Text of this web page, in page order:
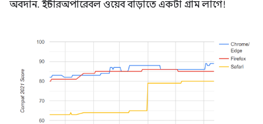
অবদান. ইন্টারঅপারেবল ওয়েব বাড়াতে একটা গ্রাম লাগে!